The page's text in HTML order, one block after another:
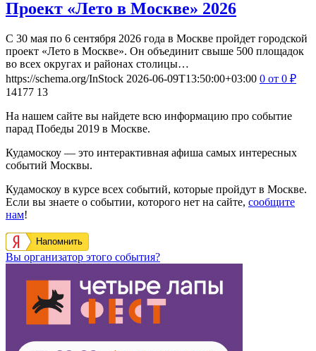
Проект «Лето в Москве» 2026
С 30 мая по 6 сентября 2026 года в Москве пройдет городской
проект «Лето в Москве». Он объединит свыше 500 площадок
во всех округах и районах столицы…
https://schema.org/InStock 2026-06-09T13:50:00+03:00 0 от 0 ₽
14177 13
На нашем сайте вы найдете всю информацию про событие
парад Победы 2019 в Москве.
Кудамоскоу — это интерактивная афиша самых интересных
событий Москвы.
Кудамоскоу в курсе всех событий, которые пройдут в Москве.
Если вы знаете о событии, которого нет на сайте, сообщите
нам!
Напомнить
Вы организатор этого события?